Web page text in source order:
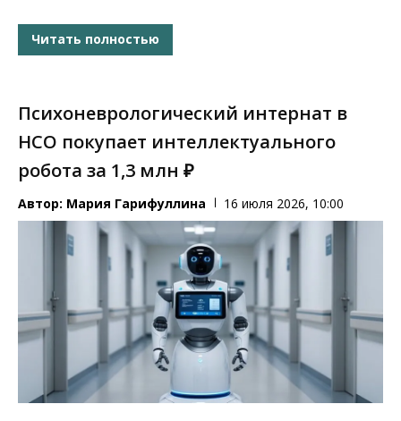
Читать полностью
Психоневрологический интернат в
НСО покупает интеллектуального
робота за 1,3 млн ₽
Автор: Мария Гарифуллина 16 июля 2026, 10:00